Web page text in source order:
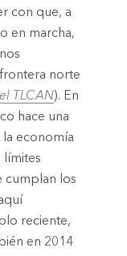
con que, a
en marcha,
norte
TLCAN). En
hace una
la economía
límites
cumplan los
reciente,
en 2014